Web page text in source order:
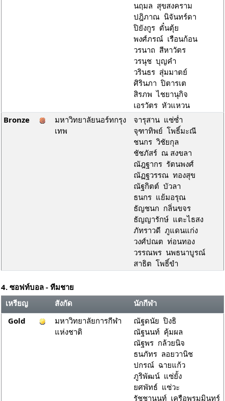
นฤมล สุขสงคราม
ปฎิภาณ นิจันทร์ดา
ปิยังกูร ตั๋นตุ้ย
พงศ์ภรณ์ เรือนก้อน
วรนาถ สีหาวัตร
วรนุช บุญคำ
วรินธร สุ่มมาตย์
ศิรินภา ปิตารเต
สิรภพ ไชยานุกิจ
เอรวัตร หัวแหวน
Bronze
มหาวิทยาลัยนอร์ทกรุง
เทพ
จารุสาน แซ่ซ่ำ
จุฑาทิพย์ โพธิ์มะณี
ชนกร วิชัยกุล
ชัชภัสร์ ณ สงขลา
ณัฎฐากร รัตนพงศ์
ณัฏฐวรรณ ทองสุข
ณัฐกิตต์ บัวลา
ธนกร แย้มอรุณ
ธัญชนก กลิ่นขจร
ธัญญารักษ์ แตะไธสง
ภัทราวดี ภูแดนแก่ง
วงศ์ปณต ท่อนทอง
วรรณพร นพธนาบูรณ์
สาธิต โพธิ์ขำ
4. ซอฟท์บอล - ทีมชาย
เหรียญ
สังกัด
นักกีฬา
Gold
มหาวิทยาลัยการกีฬา
แห่งชาติ
ณัฐดนัย ปิงธิ
ณัฐนนท์ คุ้มผล
ณัฐพร กล้วยนิจ
ธนภัทร ลอยวานิช
ปกรณ์ ฉายแก้ว
ภูริพัฒน์ แซ่ยั้ง
ยศพัทธ์ แซ่วะ
รัชชานนท์ เครือพรมมินทร์